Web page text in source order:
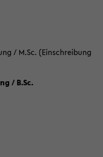
/ M.Sc. (Einschreibung
/ B.Sc.